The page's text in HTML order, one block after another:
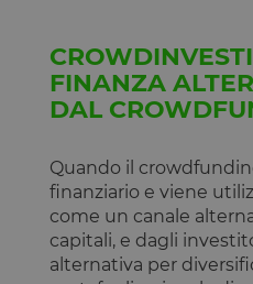
FINANZA
DAL
Quando il
finanziario e viene
come un canale
capitali, e dagli
alternativa per